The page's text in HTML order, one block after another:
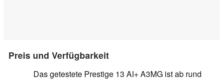
Preis und Verfügbarkeit
Das getestete Prestige 13 AI+ A3MG ist ab rund